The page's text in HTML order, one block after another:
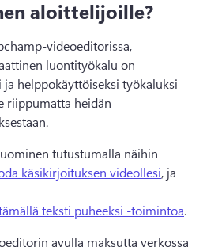
aloittelijoille?
videoeditorissa,
luontityökalu on
helppokäyttöiseksi työkaluksi
riippumatta heidän
tutustumalla näihin
käsikirjoituksen videollesi, ja
teksti puheeksi -toimintoa.
avulla maksutta verkossa